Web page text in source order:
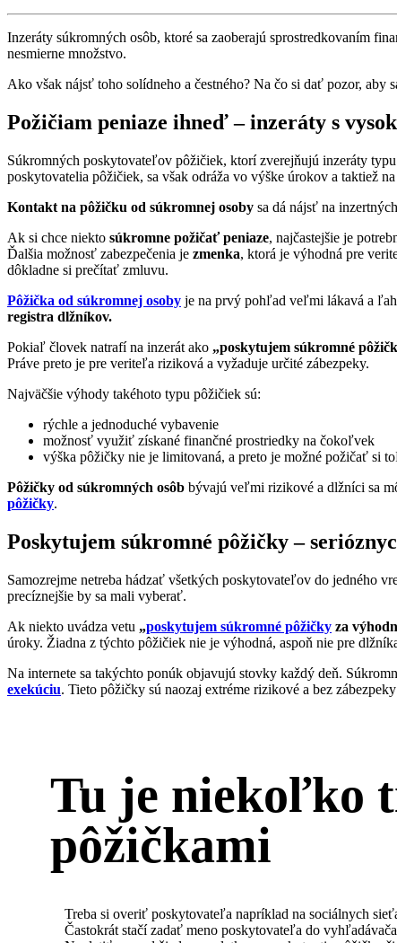
Inzeráty súkromných osôb, ktoré sa zaoberajú sprostredkovaním
nesmierne množstvo.
Ako však nájsť toho solídneho a čestného? Na čo si dať pozor, aby
Požičiam peniaze ihneď – inzeráty s
Súkromných poskytovateľov pôžičiek, ktorí zverejňujú inzeráty typu
poskytovatelia pôžičiek, sa však odráža vo výške úrokov a taktiež
Kontakt na pôžičku od súkromnej osoby sa dá nájsť na
Ak si chce niekto súkromne požičať peniaze, najčastejšie je
Ďalšia možnosť zabezpečenia je zmenka, ktorá je výhodná pre
dôkladne si prečítať zmluvu.
Pôžička od súkromnej osoby je na prvý pohľad veľmi lákavá a
registra dlžníkov.
Pokiaľ človek natrafí na inzerát ako „poskytujem súkromné
Práve preto je pre veriteľa riziková a vyžaduje určité zábezpeky.
Najväčšie výhody takéhoto typu pôžičiek sú:
rýchle a jednoduché vybavenie
možnosť využiť získané finančné prostriedky na čokoľvek
výška pôžičky nie je limitovaná, a preto je možné požičať si
Pôžičky od súkromných osôb bývajú veľmi rizikové a dlžníci sa
pôžičky.
Poskytujem súkromné pôžičky –
Samozrejme netreba hádzať všetkých poskytovateľov do jedného
precíznejšie by sa mali vyberať.
Ak niekto uvádza vetu „poskytujem súkromné pôžičky za
úroky. Žiadna z týchto pôžičiek nie je výhodná, aspoň nie pre
Na internete sa takýchto ponúk objavujú stovky každý deň.
exekúciu. Tieto pôžičky sú naozaj extréme rizikové a bez
Tu je niekoľko
pôžičkami
Treba si overiť poskytovateľa napríklad na sociálnych
Častokrát stačí zadať meno poskytovateľa do